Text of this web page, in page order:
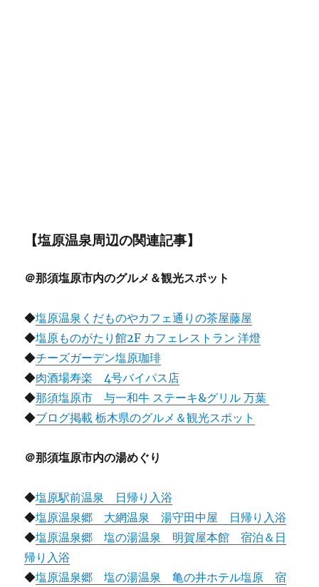
【塩原温泉周辺の関連記事】
＠那須塩原市内のグルメ＆観光スポット
◆塩原温泉くだものやカフェ通りの茶屋藤屋
◆塩原ものがたり館2F カフェレストラン 洋燈
◆チーズガーデン塩原珈琲
◆肉酒場寿楽 4号バイパス店
◆那須塩原市 与一和牛 ステーキ&グリル 万葉
◆ブログ掲載 栃木県のグルメ＆観光スポット
＠那須塩原市内の湯めぐり
◆塩原駅前温泉 日帰り入浴
◆塩原温泉郷 大網温泉 湯守田中屋 日帰り入浴
◆塩原温泉郷 塩の湯温泉 明賀屋本館 宿泊＆日
帰り入浴
◆塩原温泉郷 塩の湯温泉 亀の井ホテル塩原 宿